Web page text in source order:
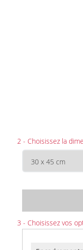
2 - Choisissez la
3 - Choisissez vos